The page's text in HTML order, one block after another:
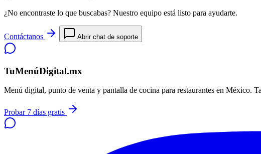
¿No encontraste lo que buscabas? Nuestro equipo está listo para ayudarte.
Contáctanos Abrir chat de soporte
TuMenúDigital.mx
Menú digital, punto de venta y pantalla de cocina para restaurantes en México.
Probar 7 días gratis